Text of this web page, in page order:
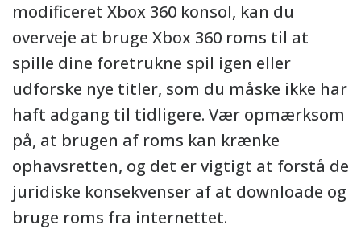
modificeret Xbox 360 konsol, kan du
overveje at bruge Xbox 360 roms til at
spille dine foretrukne spil igen eller
udforske nye titler, som du måske ikke har
haft adgang til tidligere. Vær opmærksom
på, at brugen af roms kan krænke
ophavsretten, og det er vigtigt at forstå de
juridiske konsekvenser af at downloade og
bruge roms fra internettet.